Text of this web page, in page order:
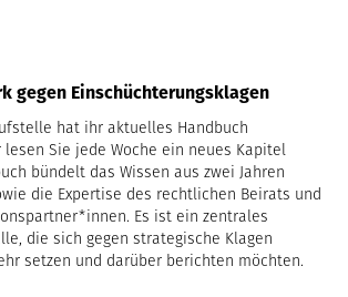
gegen Einschüchterungsklagen
hat ihr aktuelles Handbuch
Sie jede Woche ein neues Kapitel
bündelt das Wissen aus zwei Jahren
die Expertise des rechtlichen Beirats und
Es ist ein zentrales
die sich gegen strategische Klagen
setzen und darüber berichten möchten.